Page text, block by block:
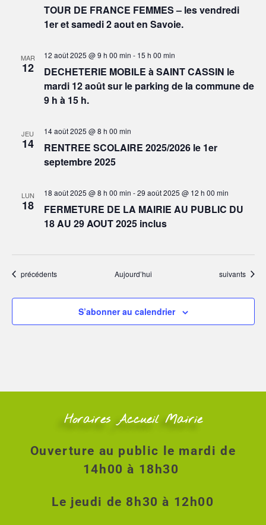
TOUR DE FRANCE FEMMES – les vendredi
1er et samedi 2 aout en Savoie.
MAR
12
12 août 2025 @ 9 h 00 min - 15 h 00 min
DECHETERIE MOBILE à SAINT CASSIN le
mardi 12 août sur le parking de la commune de
9 h à 15 h.
JEU
14
14 août 2025 @ 8 h 00 min
RENTREE SCOLAIRE 2025/2026 le 1er
septembre 2025
LUN
18
18 août 2025 @ 8 h 00 min -29 août 2025 @ 12 h 00 min
FERMETURE DE LA MAIRIE AU PUBLIC DU
18 AU 29 AOUT 2025 inclus
Évènements
précédents Aujourd’hui Évènements
suivants
S’abonner au calendrier
Horaires Accueil Mairie
Ouverture au public le mardi de
14h00 à 18h30
Le jeudi de 8h30 à 12h00